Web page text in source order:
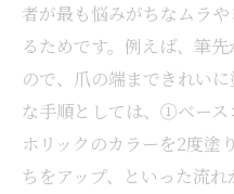
者が最も悩みがちなムラ
るためです。例えば、筆
ので、爪の端まできれい
な手順としては、①ベー
ホリックのカラーを2度
ちをアップ、といった流